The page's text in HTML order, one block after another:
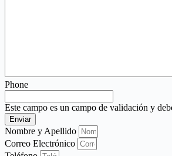
Phone
Este campo es un campo de validación y
Nombre y Apellido
Correo Electrónico